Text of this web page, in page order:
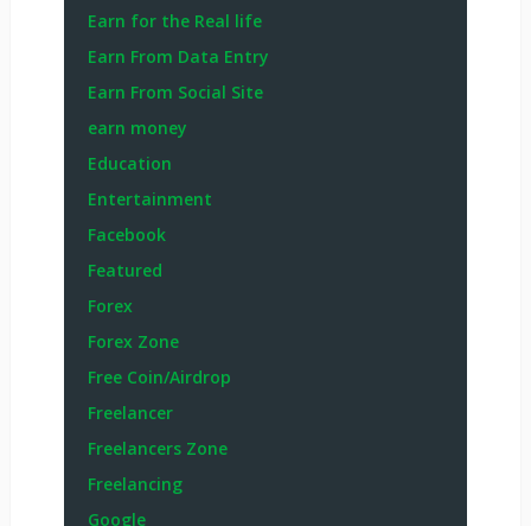
Earn for the Real life
Earn From Data Entry
Earn From Social Site
earn money
Education
Entertainment
Facebook
Featured
Forex
Forex Zone
Free Coin/Airdrop
Freelancer
Freelancers Zone
Freelancing
Google